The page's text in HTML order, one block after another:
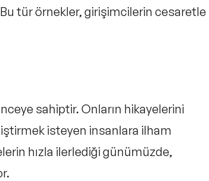
tür örnekler, girişimcilerin cesaretle
sahiptir. Onların hikayelerini
isteyen insanlara ilham
hızla ilerlediği günümüzde,